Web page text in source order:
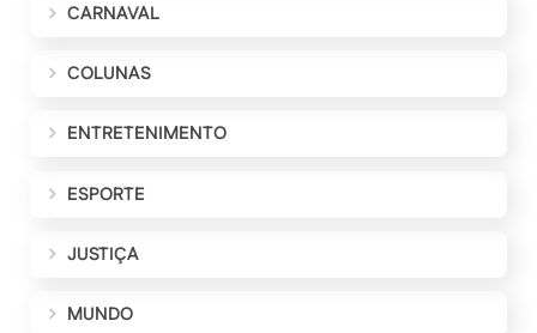
CARNAVAL
COLUNAS
ENTRETENIMENTO
ESPORTE
JUSTIÇA
MUNDO